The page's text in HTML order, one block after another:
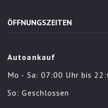
ÖFFNUNGSZEITEN
Autoankauf
Mo - Sa: 07:00 Uhr bis
So: Geschlossen